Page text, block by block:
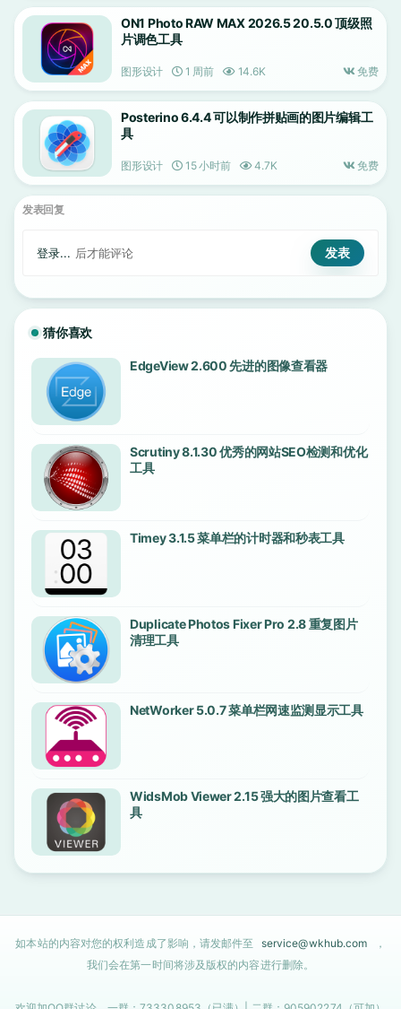
ON1 Photo RAW MAX 2026.5 20.5.0 顶级照
片调色工具
图形设计 1 周前 14.6K 免费
Posterino 6.4.4 可以制作拼贴画的图片编辑工
具
图形设计 15 小时前 4.7K 免费
发表回复
登录... 后才能评论
猜你喜欢
EdgeView 2.600 先进的图像查看器
Scrutiny 8.1.30 优秀的网站SEO检测和优化
工具
Timey 3.1.5 菜单栏的计时器和秒表工具
Duplicate Photos Fixer Pro 2.8 重复图片
清理工具
NetWorker 5.0.7 菜单栏网速监测显示工具
WidsMob Viewer 2.15 强大的图片查看工
具
如本站的内容对您的权利造成了影响，请发邮件至 service@wkhub.com
，
我们会在第一时间将涉及版权的内容进行删除。